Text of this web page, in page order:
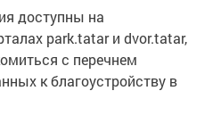
доступны на
park.tatar и dvor.tatar,
с перечнем
к благоустройству в